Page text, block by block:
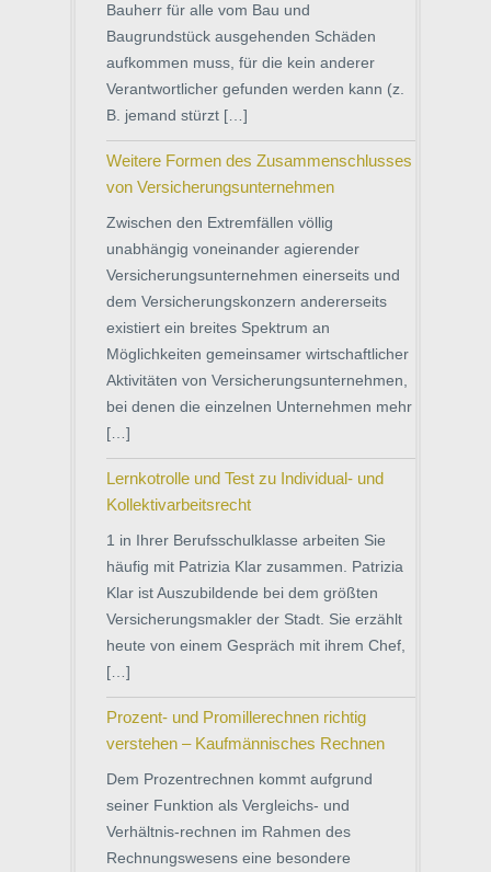
Bauherr für alle vom Bau und
Baugrundstück ausgehenden Schäden
aufkommen muss, für die kein anderer
Verantwortlicher gefunden werden kann (z.
B. jemand stürzt […]
Weitere Formen des Zusammenschlusses
von Versicherungsunternehmen
Zwischen den Extremfällen völlig
unabhängig voneinander agierender
Versicherungsunternehmen einerseits und
dem Versicherungskonzern andererseits
existiert ein breites Spektrum an
Möglichkeiten gemeinsamer wirtschaftlicher
Aktivitäten von Versicherungsunternehmen,
bei denen die einzelnen Unternehmen mehr
[…]
Lernkotrolle und Test zu Individual- und
Kollektivarbeitsrecht
1 in Ihrer Berufsschulklasse arbeiten Sie
häufig mit Patrizia Klar zusammen. Patrizia
Klar ist Auszubildende bei dem größten
Versicherungsmakler der Stadt. Sie erzählt
heute von einem Gespräch mit ihrem Chef,
[…]
Prozent- und Promillerechnen richtig
verstehen – Kaufmännisches Rechnen
Dem Prozentrechnen kommt aufgrund
seiner Funktion als Vergleichs- und
Verhältnis-rechnen im Rahmen des
Rechnungswesens eine besondere